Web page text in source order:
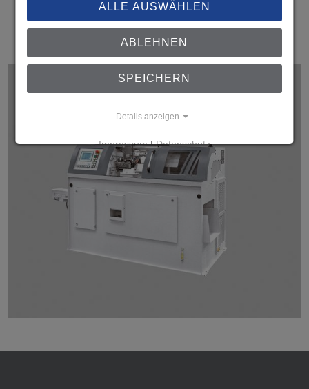
UNT 20
ALLE AUSWÄHLEN
ABLEHNEN
SPEICHERN
Details anzeigen
Impressum|Datenschutz